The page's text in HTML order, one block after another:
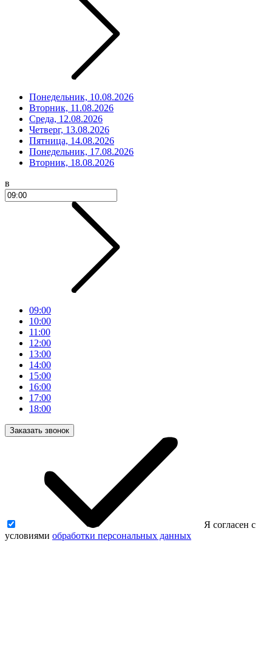
Понедельник, 10.08.2026
Вторник, 11.08.2026
Среда, 12.08.2026
Четверг, 13.08.2026
Пятница, 14.08.2026
Понедельник, 17.08.2026
Вторник, 18.08.2026
в
09:00
10:00
11:00
12:00
13:00
14:00
15:00
16:00
17:00
18:00
Заказать звонок
Я согласен с
условиями обработки персональных данных